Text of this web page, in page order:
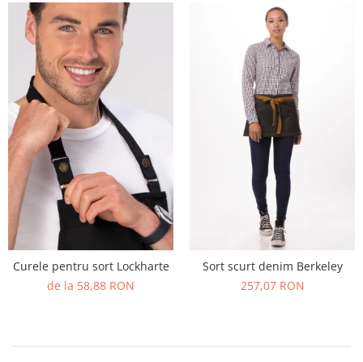
Curele pentru sort Lockharte
de la 58,88 RON
Sort scurt denim Berkeley
257,07 RON